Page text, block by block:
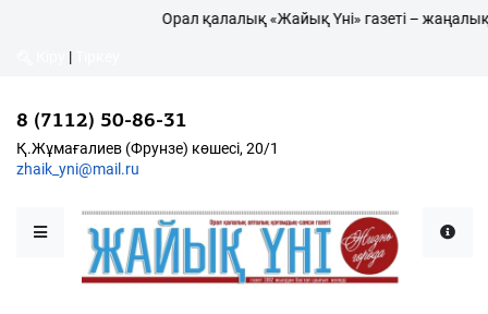
Қалалықтар қаперіне
Қоғам
Қ.Жұмағалиев (Фрунзе)
Орал қалалық «Жайық Үні» газеті –
|
8 (7112) 50-86-31
Қ.Жұмағалиев (Фрунзе) көшесі, 20/1
zhaik_yni@mail.ru